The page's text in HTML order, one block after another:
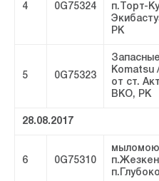
4 0G75324
п.Торт-
РК
5 0G75323
Komatsu
от ст.
ВКО, РК
28.08.2017
6 0G75310